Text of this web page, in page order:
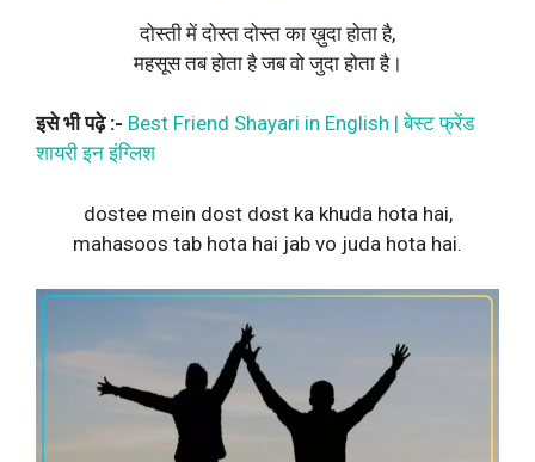
दोस्ती में दोस्त दोस्त का ख़ुदा होता है,
महसूस तब होता है जब वो जुदा होता है।
इसे भी पढ़े :- Best Friend Shayari in English | बेस्ट फ्रेंड
शायरी इन इंग्लिश
dostee mein dost dost ka khuda hota hai,
mahasoos tab hota hai jab vo juda hota hai.